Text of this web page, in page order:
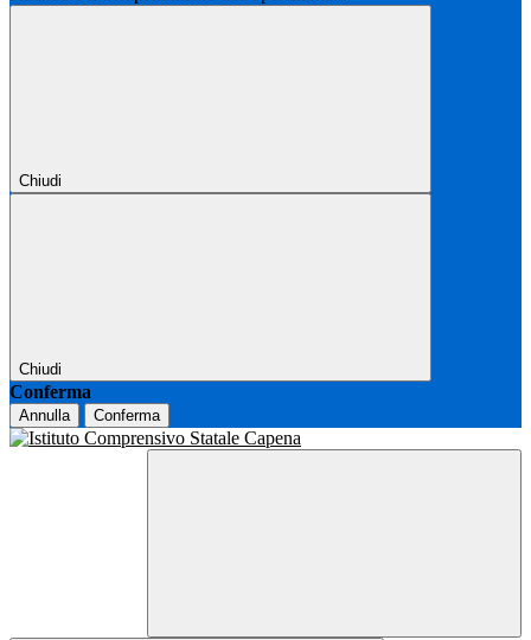
Chiudi
Chiudi
Conferma
Annulla Conferma